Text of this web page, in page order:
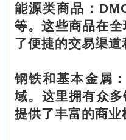
能源类商品：
等。这些商品在
了便捷的交易渠道
钢铁和基本金属
域。这里拥有众
提供了丰富的商业